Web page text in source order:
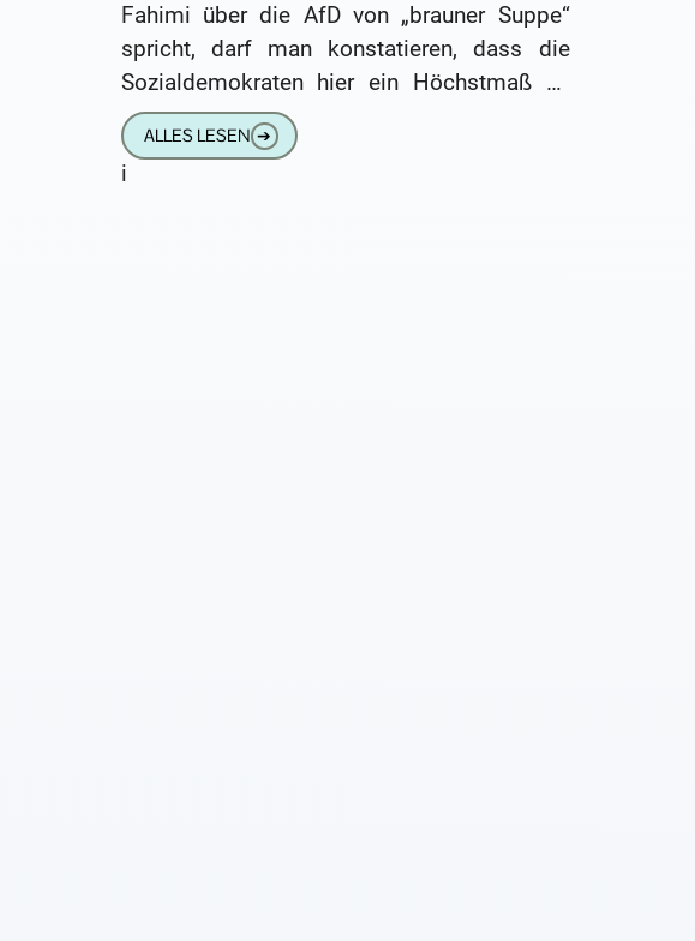
Fahimi über die AfD von „brauner Suppe“
spricht, darf man konstatieren, dass die
Sozialdemokraten hier ein Höchstmaß an
Kompetenz für sich reklamieren können.
Haben sie in
ALLES LESEN ➔
i